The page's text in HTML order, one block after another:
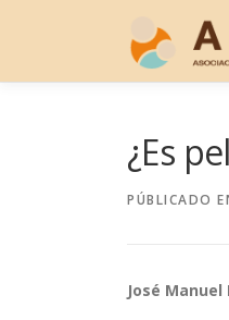
¿Es
PÚBLICADO
José